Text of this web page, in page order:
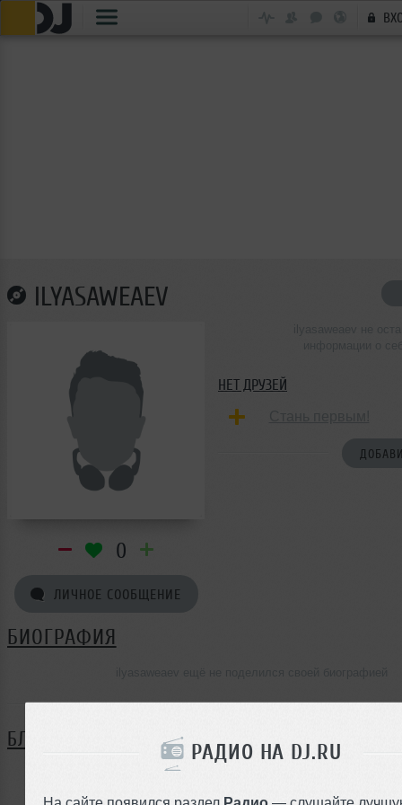
РАДИО НА DJ.RU
На сайте появился раздел Радио — слушайте
ILYASAWEAEV
0
ЛИЧНОЕ СООБЩЕНИЕ
НЕТ ДРУЗЕЙ
БИОГРАФИЯ
БЛОГ